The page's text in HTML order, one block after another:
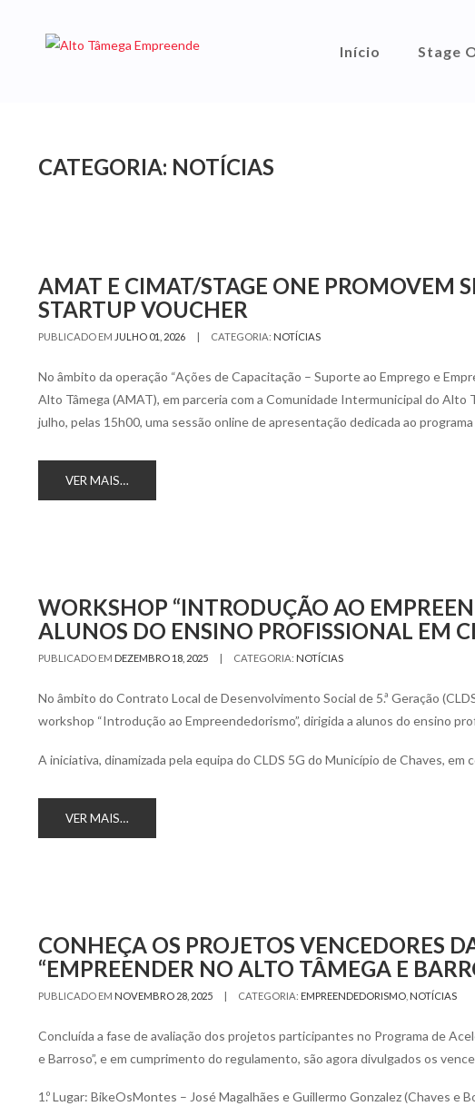
Início Stage
CATEGORIA: NOTÍCIAS
AMAT E CIMAT/STAGE ONE PROMOVEM
STARTUP VOUCHER
PUBLICADO EM JULHO 01, 2026 | CATEGORIA: NOTÍCIAS
No âmbito da operação “Ações de Capacitação – Suporte ao Emprego e
Alto Tâmega (AMAT), em parceria com a Comunidade Intermunicipal do
julho, pelas 15h00, uma sessão online de apresentação dedicada ao
VER MAIS…
WORKSHOP “INTRODUÇÃO AO
ALUNOS DO ENSINO PROFISSIONAL EM
PUBLICADO EM DEZEMBRO 18, 2025 | CATEGORIA: NOTÍCIAS
No âmbito do Contrato Local de Desenvolvimento Social de 5.ª Geração
workshop “Introdução ao Empreendedorismo”, dirigida a alunos do ensino
A iniciativa, dinamizada pela equipa do CLDS 5G do Município de Chaves, em
VER MAIS…
CONHEÇA OS PROJETOS VENCEDORES
“EMPREENDER NO ALTO TÂMEGA E
PUBLICADO EM NOVEMBRO 28, 2025 | CATEGORIA: EMPREENDEDORISMO NOTÍCIAS
Concluída a fase de avaliação dos projetos participantes no Programa de
e Barroso”, e em cumprimento do regulamento, são agora divulgados os
1.º Lugar: BikeOsMontes – José Magalhães e Guillermo Gonzalez (Chaves e